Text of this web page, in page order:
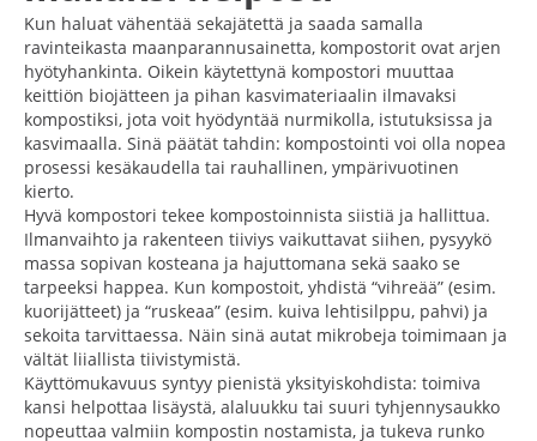
Kun haluat vähentää sekajätettä ja saada samalla
ravinteikasta maanparannusainetta, kompostorit ovat arjen
hyötyhankinta. Oikein käytettynä kompostori muuttaa
keittiön biojätteen ja pihan kasvimateriaalin ilmavaksi
kompostiksi, jota voit hyödyntää nurmikolla, istutuksissa ja
kasvimaalla. Sinä päätät tahdin: kompostointi voi olla nopea
prosessi kesäkaudella tai rauhallinen, ympärivuotinen
kierto.
Hyvä kompostori tekee kompostoinnista siistiä ja hallittua.
Ilmanvaihto ja rakenteen tiiviys vaikuttavat siihen, pysyykö
massa sopivan kosteana ja hajuttomana sekä saako se
tarpeeksi happea. Kun kompostoit, yhdistä “vihreää” (esim.
kuorijätteet) ja “ruskeaa” (esim. kuiva lehtisilppu, pahvi) ja
sekoita tarvittaessa. Näin sinä autat mikrobeja toimimaan ja
vältät liiallista tiivistymistä.
Käyttömukavuus syntyy pienistä yksityiskohdista: toimiva
kansi helpottaa lisäystä, alaluukku tai suuri tyhjennysaukko
nopeuttaa valmiin kompostin nostamista, ja tukeva runko